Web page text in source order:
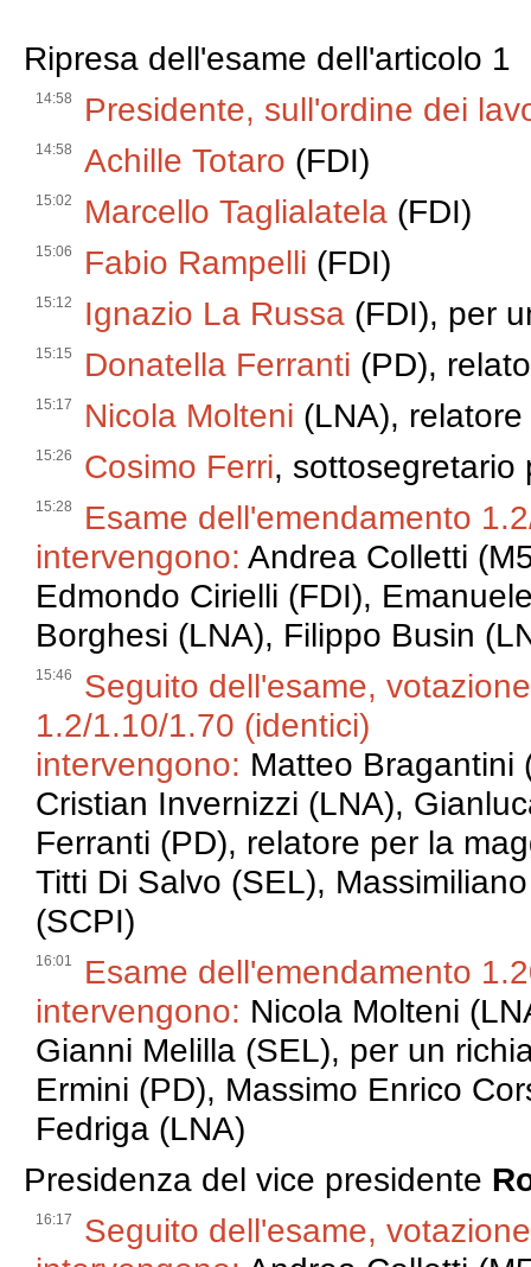
Ripresa dell'esame dell'articolo 1
14:58 Presidente, sull'ordine dei
14:58 Achille Totaro (FDI)
15:02 Marcello Taglialatela (FDI)
15:06 Fabio Rampelli (FDI)
15:12 Ignazio La Russa (FDI), per
15:15 Donatella Ferranti (PD),
15:17 Nicola Molteni (LNA),
15:26 Cosimo Ferri, sottosegretario
15:28
Esame dell'emendamento
intervengono: Andrea Colletti
Edmondo Cirielli (FDI),
Borghesi (LNA), Filippo Busin
15:46
Seguito dell'esame,
1.2/1.10/1.70 (identici)
intervengono: Matteo Bragantini
Cristian Invernizzi (LNA),
Ferranti (PD), relatore per la
Titti Di Salvo (SEL),
(SCPI)
16:01
Esame dell'emendamento
intervengono: Nicola Molteni
Gianni Melilla (SEL), per un
Ermini (PD), Massimo Enrico
Fedriga (LNA)
Presidenza del vice presidente
16:17
Seguito dell'esame,